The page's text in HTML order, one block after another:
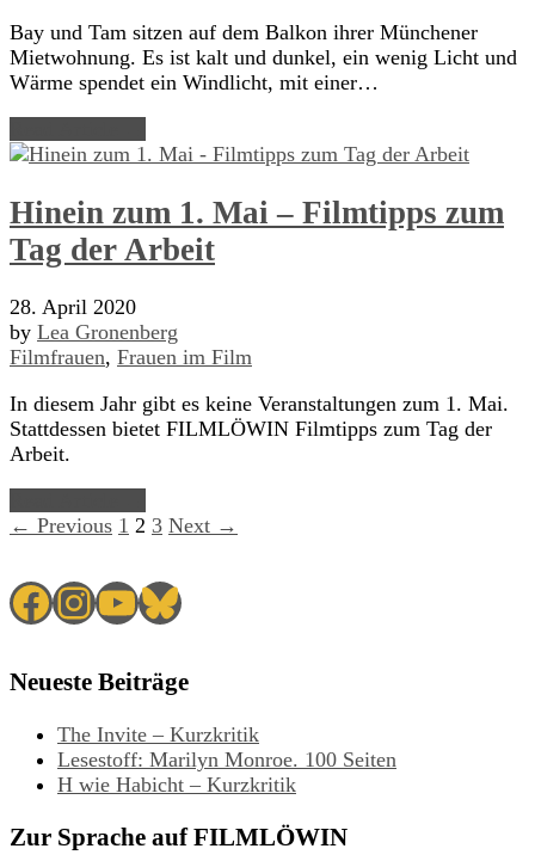
Bay und Tam sitzen auf dem Balkon ihrer Münchener
Mietwohnung. Es ist kalt und dunkel, ein wenig Licht und
Wärme spendet ein Windlicht, mit einer…
Hinein zum 1. Mai – Filmtipps zum
Tag der Arbeit
28. April 2020
by Lea Gronenberg
Filmfrauen, Frauen im Film
In diesem Jahr gibt es keine Veranstaltungen zum 1. Mai.
Stattdessen bietet FILMLÖWIN Filmtipps zum Tag der
Arbeit.
← Previous 1 2 3 Next →
Facebook
Instagram
YouTube
Bluesky
Neueste Beiträge
The Invite – Kurzkritik
Lesestoff: Marilyn Monroe. 100 Seiten
H wie Habicht – Kurzkritik
Zur Sprache auf FILMLÖWIN